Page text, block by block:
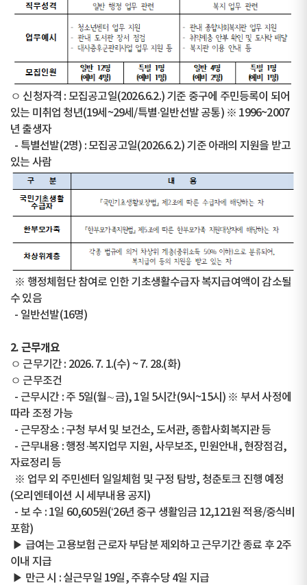
ㅇ 신청자격 : 모집공고일(2026.6.2.) 기준 중구에 주민등록이 되어
있는 미취업 청년(19세~29세/특별·일반선발 공통) ※ 1996~2007
년 출생자
- 특별선발(2명) : 모집공고일(2026.6.2.) 기준 아래의 지원을 받고
있는 사람
※ 행정체험단 참여로 인한 기초생활수급자 복지급여액이 감소될
수 있음
- 일반선발(16명)
2. 근무개요
ㅇ 근무기간 : 2026. 7. 1.(수) ~ 7. 28.(화)
ㅇ 근무조건
- 근무시간 : 주 5일(월∼금), 1일 5시간(9시~15시) ※ 부서 사정에
따라 조정 가능
- 근무장소 : 구청 부서 및 보건소, 도서관, 종합사회복지관 등
- 근무내용 : 행정·복지업무 지원, 사무보조, 민원안내, 현장점검,
자료정리 등
※ 업무 외 주민센터 일일체험 및 구정 탐방, 청춘토크 진행 예정
(오리엔테이션 시 세부내용 공지)
- 보 수 : 1일 60,605원(‘26년 중구 생활임금 12,121원 적용/중식비
포함)
▶ 급여는 고용보험 근로자 부담분 제외하고 근무기간 종료 후 2주
이내 지급
▶ 만근 시 : 실근무일 19일, 주휴수당 4일 지급